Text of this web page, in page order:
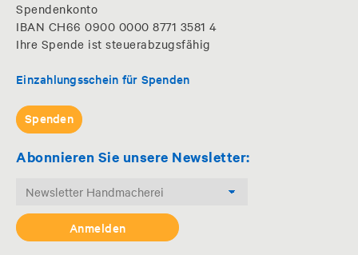
Spendenkonto
IBAN CH66 0900 0000 8771 3581 4
Ihre Spende ist steuerabzugsfähig
Einzahlungsschein für Spenden
Spenden
Abonnieren Sie unsere Newsletter: